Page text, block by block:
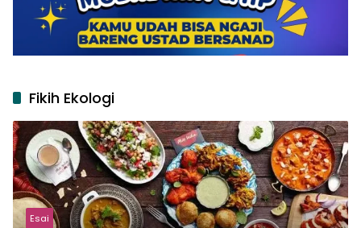
Fikih Ekologi
Esai